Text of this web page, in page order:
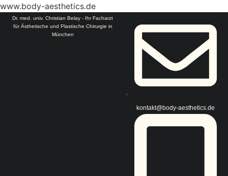
www.body-aesthetics.de
Dr. med. univ. Christian Belay - Ihr Facharzt
für Ästhetische und Plastische Chirurgie in
München
kontakt@body-aesthetics.de